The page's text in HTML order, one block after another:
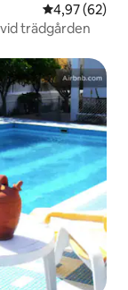
4,97 av 5 i
4,97 (62)
trädgården